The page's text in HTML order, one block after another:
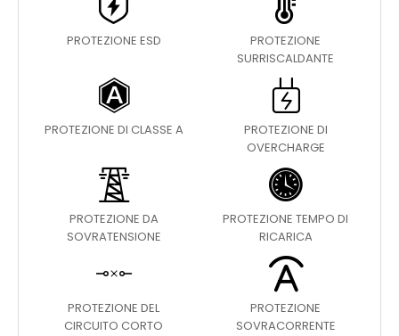
PROTEZIONE ESD
PROTEZIONE
SURRISCALDANTE
PROTEZIONE DI CLASSE A
PROTEZIONE DI
OVERCHARGE
PROTEZIONE DA
SOVRATENSIONE
PROTEZIONE TEMPO DI
RICARICA
PROTEZIONE DEL
CIRCUITO CORTO
PROTEZIONE
SOVRACORRENTE